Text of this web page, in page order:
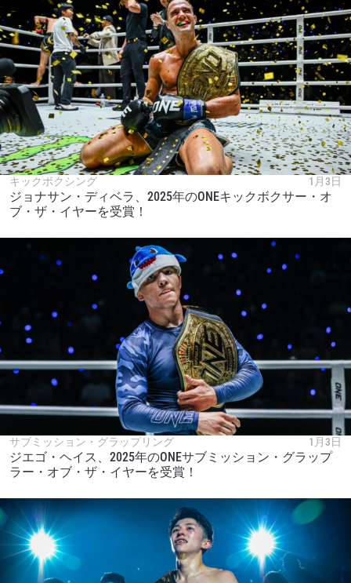
キックボクシング 1月3日
ジョナサン・ディベラ、2025年のONEキックボクサー・オ
ブ・ザ・イヤーを受賞！
サブミッション・グラップリング 1月3日
ジエゴ・ヘイス、2025年のONEサブミッション・グラップ
ラー・オブ・ザ・イヤーを受賞！